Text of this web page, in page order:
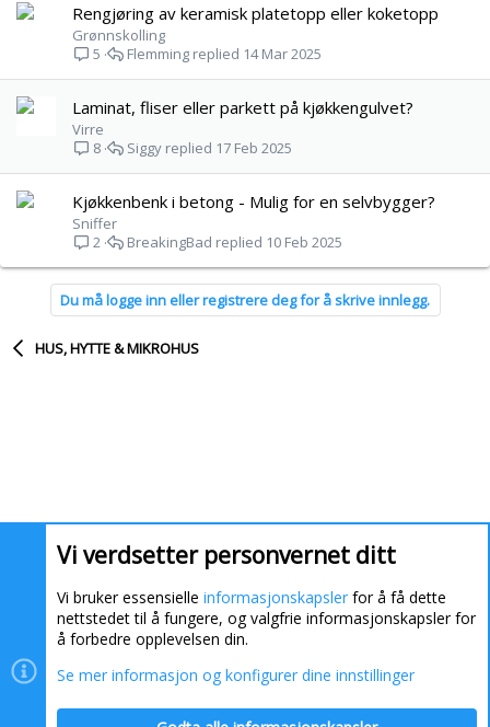
Rengjøring av keramisk platetopp eller koketopp
Grønnskolling
5
14 Mar 2025
Flemming
Laminat, fliser eller parkett på kjøkkengulvet?
Virre
8
17 Feb 2025
Siggy
Kjøkkenbenk i betong - Mulig for en selvbygger?
Sniffer
2
10 Feb 2025
BreakingBad
Du må logge inn eller registrere deg for å skrive innlegg.
HUS, HYTTE & MIKROHUS
Vi verdsetter personvernet ditt
Vi bruker essensielle informasjonskapsler for å få dette
nettstedet til å fungere, og valgfrie informasjonskapsler for
å forbedre opplevelsen din.
Se mer informasjon og konfigurer dine innstillinger